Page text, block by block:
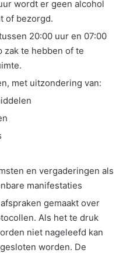
wordt er geen alcohol
of bezorgd.
20:00 uur en 07:00
zak te hebben of te
met uitzondering van:
en vergaderingen als
manifestaties
gemaakt over
Als het te druk
niet nageleefd kan
worden. De